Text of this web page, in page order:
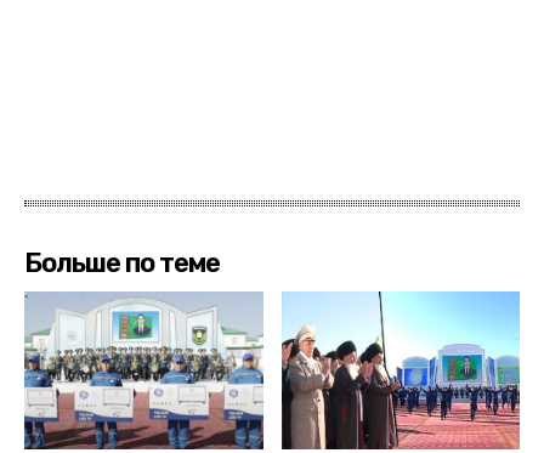
Больше по теме